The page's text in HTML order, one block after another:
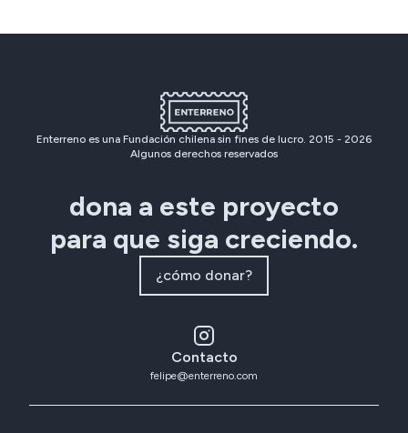
Enterreno es una Fundación chilena sin fines de lucro. 2015 - 2026
Algunos derechos reservados
dona a este proyecto
para que siga creciendo.
¿cómo donar?
Contacto
felipe@enterreno.com